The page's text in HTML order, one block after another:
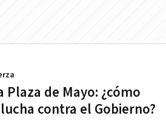
Plaza de Mayo: ¿cómo
contra el Gobierno?